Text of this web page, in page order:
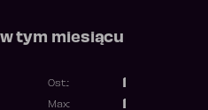
tym miesiącu
Ost.:
Max: